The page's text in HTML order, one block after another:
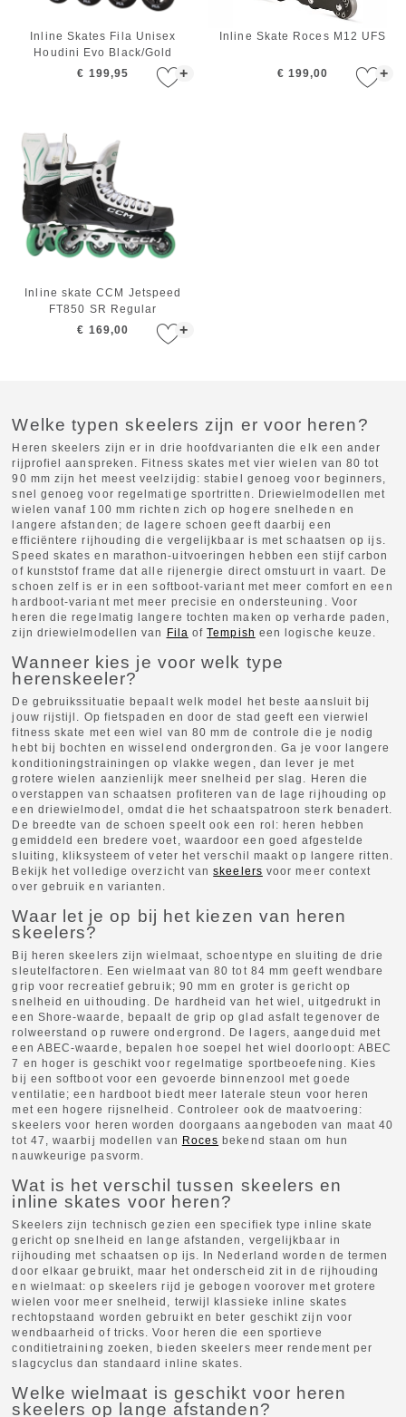
+
Inline Skates Fila Unisex
Houdini Evo Black/Gold
€ 199,95
+
Inline Skate Roces M12 UFS
€ 199,00
+
Inline skate CCM Jetspeed
FT850 SR Regular
€ 169,00
Welke typen skeelers zijn er voor heren?
Heren skeelers zijn er in drie hoofdvarianten die elk een ander
rijprofiel aanspreken. Fitness skates met vier wielen van 80 tot
90 mm zijn het meest veelzijdig: stabiel genoeg voor beginners,
snel genoeg voor regelmatige sportritten. Driewielmodellen met
wielen vanaf 100 mm richten zich op hogere snelheden en
langere afstanden; de lagere schoen geeft daarbij een
efficiëntere rijhouding die vergelijkbaar is met schaatsen op ijs.
Speed skates en marathon-uitvoeringen hebben een stijf carbon
of kunststof frame dat alle rijenergie direct omstuurt in vaart. De
schoen zelf is er in een softboot-variant met meer comfort en een
hardboot-variant met meer precisie en ondersteuning. Voor
heren die regelmatig langere tochten maken op verharde paden,
zijn driewielmodellen van Fila ofTempish een logische keuze.
Wanneer kies je voor welk type
herenskeeler?
De gebruikssituatie bepaalt welk model het beste aansluit bij
jouw rijstijl. Op fietspaden en door de stad geeft een vierwiel
fitness skate met een wiel van 80 mm de controle die je nodig
hebt bij bochten en wisselend ondergronden. Ga je voor langere
konditioningstrainingen op vlakke wegen, dan lever je met
grotere wielen aanzienlijk meer snelheid per slag. Heren die
overstappen van schaatsen profiteren van de lage rijhouding op
een driewielmodel, omdat die het schaatspatroon sterk benadert.
De breedte van de schoen speelt ook een rol: heren hebben
gemiddeld een bredere voet, waardoor een goed afgestelde
sluiting, kliksysteem of veter het verschil maakt op langere ritten.
Bekijk het volledige overzicht vanskeelers voor meer context
over gebruik en varianten.
Waar let je op bij het kiezen van heren
skeelers?
Bij heren skeelers zijn wielmaat, schoentype en sluiting de drie
sleutelfactoren. Een wielmaat van 80 tot 84 mm geeft wendbare
grip voor recreatief gebruik; 90 mm en groter is gericht op
snelheid en uithouding. De hardheid van het wiel, uitgedrukt in
een Shore-waarde, bepaalt de grip op glad asfalt tegenover de
rolweerstand op ruwere ondergrond. De lagers, aangeduid met
een ABEC-waarde, bepalen hoe soepel het wiel doorloopt: ABEC
7 en hoger is geschikt voor regelmatige sportbeoefening. Kies
bij een softboot voor een gevoerde binnenzool met goede
ventilatie; een hardboot biedt meer laterale steun voor heren
met een hogere rijsnelheid. Controleer ook de maatvoering:
skeelers voor heren worden doorgaans aangeboden van maat 40
tot 47, waarbij modellen van Roces bekend staan om hun
nauwkeurige pasvorm.
Wat is het verschil tussen skeelers en
inline skates voor heren?
Skeelers zijn technisch gezien een specifiek type inline skate
gericht op snelheid en lange afstanden, vergelijkbaar in
rijhouding met schaatsen op ijs. In Nederland worden de termen
door elkaar gebruikt, maar het onderscheid zit in de rijhouding
en wielmaat: op skeelers rijd je gebogen voorover met grotere
wielen voor meer snelheid, terwijl klassieke inline skates
rechtopstaand worden gebruikt en beter geschikt zijn voor
wendbaarheid of tricks. Voor heren die een sportieve
conditietraining zoeken, bieden skeelers meer rendement per
slagcyclus dan standaard inline skates.
Welke wielmaat is geschikt voor heren
skeelers op lange afstanden?